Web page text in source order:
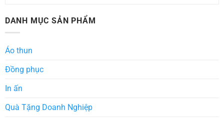
DANH MỤC SẢN PHẨM
Áo thun
Đồng phục
In ấn
Quà Tặng Doanh Nghiệp